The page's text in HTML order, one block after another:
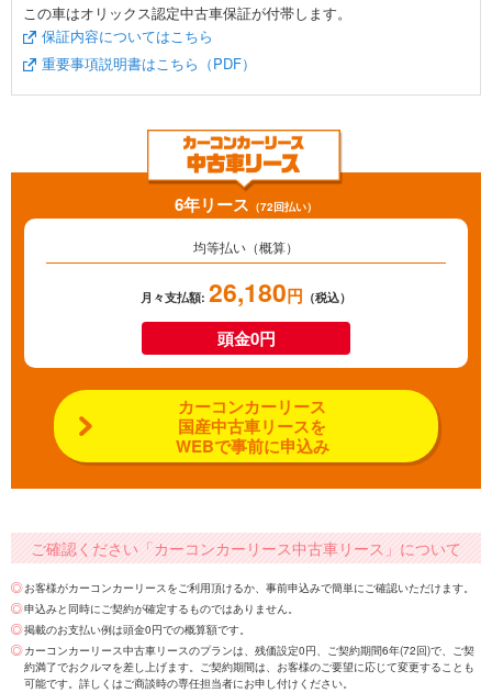
この車はオリックス認定中古車保証が付帯します。
保証内容についてはこちら
重要事項説明書はこちら（PDF）
6年リース （72回払い）
均等払い（概算）
月々支払額: 26,180円 （税込）
頭金0円
カーコンカーリース
国産中古車リースを
WEBで事前に申込み
ご確認ください「カーコンカーリース中古車リース」について
お客様がカーコンカーリースをご利用頂けるか、事前申込みで簡単にご確認いただけます。
申込みと同時にご契約が確定するものではありません。
掲載のお支払い例は頭金0円での概算額です。
カーコンカーリース中古車リースのプランは、残価設定0円、ご契約期間6年(72回)で、ご契
約満了でおクルマを差し上げます。ご契約期間は、お客様のご要望に応じて変更することも
可能です。詳しくはご商談時の専任担当者にお申し付けください。